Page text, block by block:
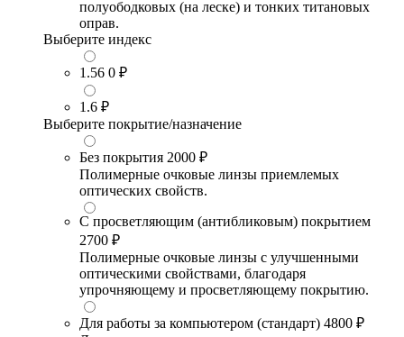
полуободковых (на леске) и тонких титановых
оправ.
Выберите индекс
1.56 0 ₽
1.6 ₽
Выберите покрытие/назначение
Без покрытия 2000 ₽
Полимерные очковые линзы приемлемых
оптических свойств.
С просветляющим (антибликовым) покрытием
2700 ₽
Полимерные очковые линзы с улучшенными
оптическими свойствами, благодаря
упрочняющему и просветляющему покрытию.
Для работы за компьютером (стандарт) 4800 ₽